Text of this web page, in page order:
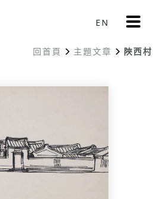
EN 更
多
單
回首頁 主題文章 陜西村